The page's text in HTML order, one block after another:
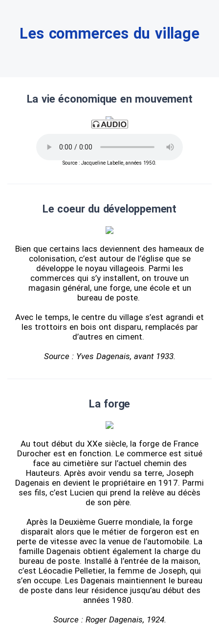
Les commerces du village
La vie économique en mouvement
Source : Jacqueline Labelle, années 1950.
Le coeur du développement
Bien que certains lacs deviennent des hameaux de
colonisation, c’est autour de l’église que se
développe le noyau villageois. Parmi les
commerces qui s’y installent, on trouve un
magasin général, une forge, une école et un
bureau de poste.
Avec le temps, le centre du village s’est agrandi et
les trottoirs en bois ont disparu, remplacés par
d’autres en ciment.
Source : Yves Dagenais, avant 1933.
La forge
Au tout début du XXe siècle, la forge de France
Durocher est en fonction. Le commerce est situé
face au cimetière sur l’actuel chemin des
Hauteurs. Après avoir vendu sa terre, Joseph
Dagenais en devient le propriétaire en 1917. Parmi
ses fils, c’est Lucien qui prend la relève au décès
de son père.
Après la Deuxième Guerre mondiale, la forge
disparaît alors que le métier de forgeron est en
perte de vitesse avec la venue de l’automobile. La
famille Dagenais obtient également la charge du
bureau de poste. Installé à l’entrée de la maison,
c’est Léocadie Pelletier, la femme de Joseph, qui
s’en occupe. Les Dagenais maintiennent le bureau
de poste dans leur résidence jusqu’au début des
années 1980.
Source : Roger Dagenais, 1924.